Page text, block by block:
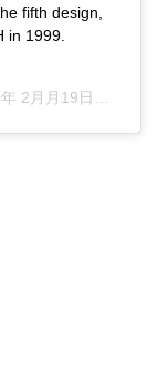
fifth design,
in 1999.
月19日午前4時31分PST